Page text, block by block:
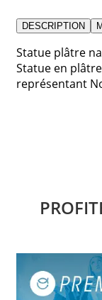
DESCRIPTION
Statue plâtre
Statue en
représentant